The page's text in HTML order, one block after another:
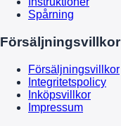
Spårning
Försäljningsvillkor
Försäljningsvillkor
Integritetspolicy
Inköpsvillkor
Impressum